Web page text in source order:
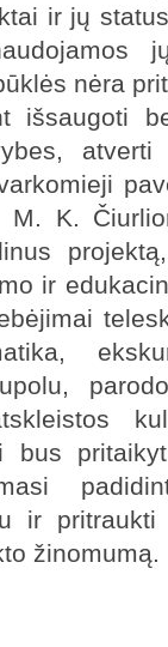
ir jų
nėra
išsaugoti
K.
ir
bus
ir
žinomumą.